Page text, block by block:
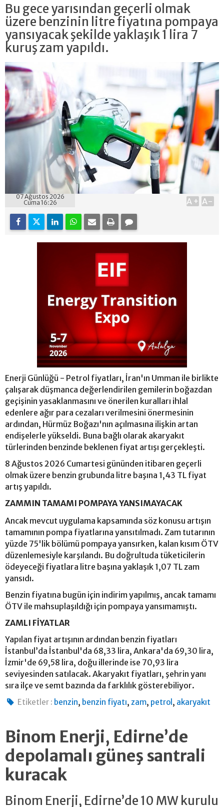
Bu gece yarısından geçerli olmak
üzere benzinin litre fiyatına pompaya
yansıyacak şekilde yaklaşık 1 lira 7
kuruş zam yapıldı.
07 Ağustos 2026
Cuma 16:26
A+ A-
Enerji Günlüğü - Petrol fiyatları, İran'ın Umman ile birlikte
çalışarak düşmanca değerlendirilen gemilerin boğazdan
geçişinin yasaklanmasını ve önerilen kuralları ihlal
edenlere ağır para cezaları verilmesini önermesinin
ardından, Hürmüz Boğazı'nın açılmasına ilişkin artan
endişelerle yükseldi. Buna bağlı olarak akaryakıt
türlerinden benzinde beklenen fiyat artışı gerçekleşti.
8 Ağustos 2026 Cumartesi gününden itibaren geçerli
olmak üzere benzin grubunda litre başına 1,43 TL fiyat
artış yapıldı.
ZAMMIN TAMAMI POMPAYA YANSIMAYACAK
Ancak mevcut uygulama kapsamında söz konusu artışın
tamamının pompa fiyatlarına yansıtılmadı. Zam tutarının
yüzde 75'lik bölümü pompaya yansırken, kalan kısım ÖTV
düzenlemesiyle karşılandı. Bu doğrultuda tüketicilerin
ödeyeceği fiyatlara litre başına yaklaşık 1,07 TL zam
yansıdı.
Benzin fiyatına bugün için indirim yapılmış, ancak tamamı
ÖTV ile mahsuplaşıldığı için pompaya yansımamıştı.
ZAMLI FİYATLAR
Yapılan fiyat artışının ardından benzin fiyatları
İstanbul’da İstanbul'da 68,33 lira, Ankara'da 69,30 lira,
İzmir'de 69,58 lira, doğu illerinde ise 70,93 lira
seviyesinden satılacak. Akaryakıt fiyatları, şehrin yanı
sıra ilçe ve semt bazında da farklılık gösterebiliyor.
Etiketler : benzin, benzin fiyatı, zam, petrol , akaryakıt
Binom Enerji, Edirne’de
depolamalı güneş santrali
kuracak
Binom Enerji, Edirne’de 10 MW kurulu